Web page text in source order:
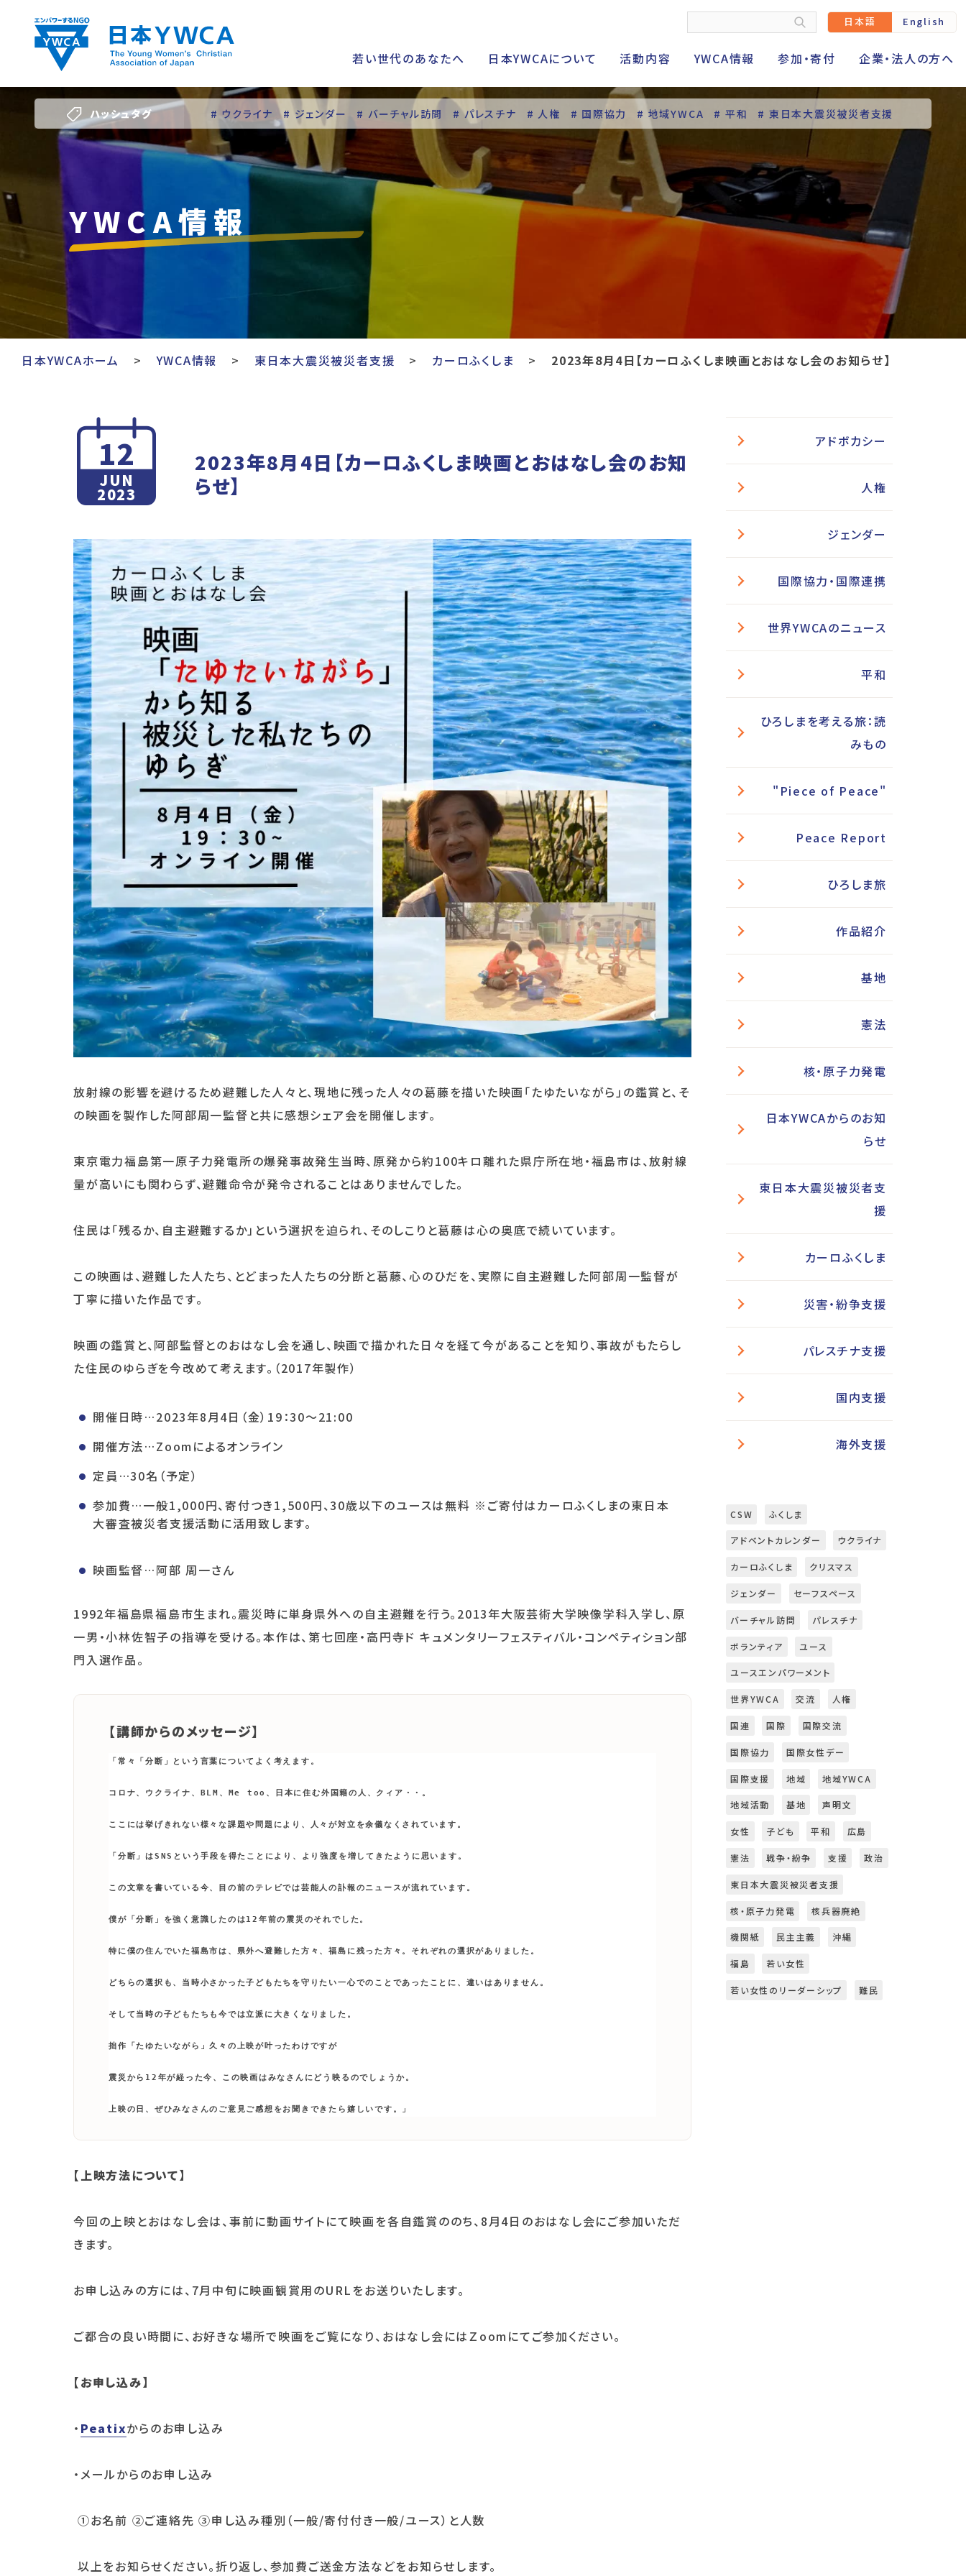
content
日本語 English
若い世代のあなたへ 日本YWCAについて 活動内容 YWCA情報 参加・寄付 企業・法人の方へ
ハッシュタグ # ウクライナ # ジェンダー # バーチャル訪問 # パレスチナ # 人権 # 国際協力 # 地域YWCA # 平和 # 東日本大震災被災者支援
# 若い女性のリーダーシップ
YWCA情報
日本YWCAホーム YWCA情報 東日本大震災被災者支援 カーロふくしま 2023年8月4日【カーロふくしま映画とおはなし会のお知らせ】
12
JUN
2023
2023年8月4日【カーロふくしま映画とおはなし会のお知
らせ】
放射線の影響を避けるため避難した人々と、現地に残った人々の葛藤を描いた映画「たゆたいながら」の鑑賞と、そ
の映画を製作した阿部周一監督と共に感想シェア会を開催します。
東京電力福島第一原子力発電所の爆発事故発生当時、原発から約100キロ離れた県庁所在地・福島市は、放射線
量が高いにも関わらず、避難命令が発令されることはありませんでした。
住民は「残るか、自主避難するか」という選択を迫られ、そのしこりと葛藤は心の奥底で続いています。
この映画は、避難した人たち、とどまった人たちの分断と葛藤、心のひだを、実際に自主避難した阿部周一監督が
丁寧に描いた作品です。
映画の鑑賞と、阿部監督とのおはなし会を通し、映画で描かれた日々を経て今があることを知り、事故がもたらし
た住民のゆらぎを今改めて考えます。（2017年製作）
開催日時…2023年8月4日（金）19：30～21:00
開催方法…Zoomによるオンライン
定員…30名（予定）
参加費…一般1,000円、寄付つき1,500円、30歳以下のユースは無料 ※ご寄付はカーロふくしまの東日本
大審査被災者支援活動に活用致します。
映画監督…阿部 周一さん
1992年福島県福島市生まれ。震災時に単身県外への自主避難を行う。2013年大阪芸術大学映像学科入学し、原
一男・小林佐智子の指導を受ける。本作は、第七回座・高円寺ド キュメンタリーフェスティバル・コンペティション部
門入選作品。
【講師からのメッセージ】
「常々「分断」という言葉についてよく考えます。
コロナ、ウクライナ、BLM、Me too、日本に住む外国籍の人、クィア・・。
ここには挙げきれない様々な課題や問題により、人々が対立を余儀なくされています。
「分断」はSNSという手段を得たことにより、より強度を増してきたように思います。
この文章を書いている今、目の前のテレビでは芸能人の訃報のニュースが流れています。
僕が「分断」を強く意識したのは12年前の震災のそれでした。
特に僕の住んでいた福島市は、県外へ避難した方々、福島に残った方々。それぞれの選択がありました。
どちらの選択も、当時小さかった子どもたちを守りたい一心でのことであったことに、違いはありません。
そして当時の子どもたちも今では立派に大きくなりました。
拙作「たゆたいながら」久々の上映が叶ったわけですが
震災から12年が経った今、この映画はみなさんにどう映るのでしょうか。
【上映方法について】
今回の上映とおはなし会は、事前に動画サイトにて映画を各自鑑賞ののち、8月4日のおはなし会にご参加いただ
きます。
お申し込みの方には、7月中旬に映画観賞用のURLをお送りいたします。
ご都合の良い時間に、お好きな場所で映画をご覧になり、おはなし会にはＺoomにてご参加ください。
【お申し込み】
・ Peatixからのお申し込み
・メールからのお申し込み
①お名前 ②ご連絡先 ③申し込み種別（一般/寄付付き一般/ユース）と人数
以上をお知らせください。折り返し、参加費ご送金方法などをお知らせします。
アドボカシー
人権
ジェンダー
国際協力・国際連携
世界YWCAのニュース
平和
ひろしまを考える旅：読
みもの
"Piece of Peace"
Peace Report
ひろしま旅
作品紹介
基地
憲法
核・原子力発電
日本YWCAからのお知
らせ
東日本大震災被災者支
援
カーロふくしま
災害・紛争支援
パレスチナ支援
国内支援
海外支援
CSW ふくしま
アドベントカレンダー ウクライナ
カーロふくしま クリスマス
ジェンダー セーフスペース
バーチャル訪問 パレスチナ
ボランティア ユース
ユースエンパワーメント
世界YWCA 交流 人権
国連 国際 国際交流
国際協力 国際女性デー
国際支援 地域 地域YWCA
地域活動 基地 声明文
女性 子ども 平和 広島
憲法 戦争・紛争 支援 政治
東日本大震災被災者支援
核・原子力発電 核兵器廃絶
機関紙 民主主義 沖縄
福島 若い女性
若い女性のリーダーシップ 難民